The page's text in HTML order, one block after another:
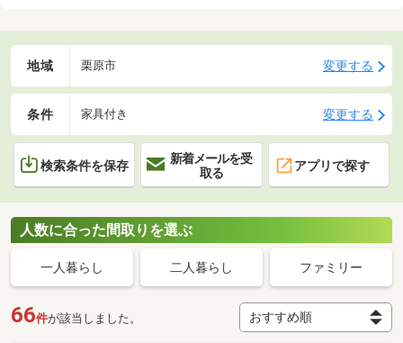
見つけたら内見予約をしてみましょう。
地域 栗原市 変更する
条件 家具付き 変更する
検索条件を保存
新着メールを受
取る
アプリで探す
人数に合った間取りを選ぶ
一人暮らし 二人暮らし ファミリー
66件が該当しました。